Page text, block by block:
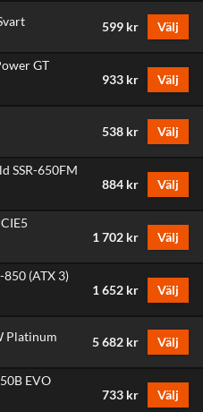
599 kr Välj
GT
933 kr Välj
538 kr Välj
SSR-650FM
884 kr Välj
1 702 kr Välj
850 (ATX 3)
1 652 kr Välj
Platinum 5 682 kr Välj
EVO
733 kr Välj